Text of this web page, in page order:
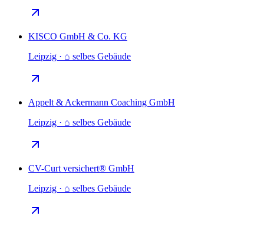
KISCO GmbH & Co. KG
Leipzig · ⌂ selbes Gebäude
Appelt & Ackermann Coaching GmbH
Leipzig · ⌂ selbes Gebäude
CV-Curt versichert® GmbH
Leipzig · ⌂ selbes Gebäude